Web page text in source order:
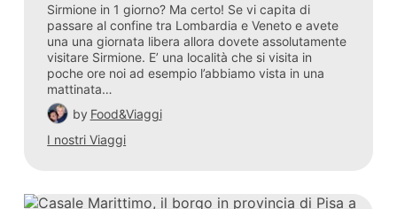
Sirmione in 1 giorno? Ma certo! Se vi capita di
passare al confine tra Lombardia e Veneto e avete
una una giornata libera allora dovete assolutamente
visitare Sirmione. E’ una località che si visita in
poche ore noi ad esempio l’abbiamo vista in una
mattinata…
by Food&Viaggi
I nostri Viaggi